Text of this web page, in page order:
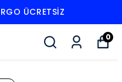
ÜCRETSIZ
0